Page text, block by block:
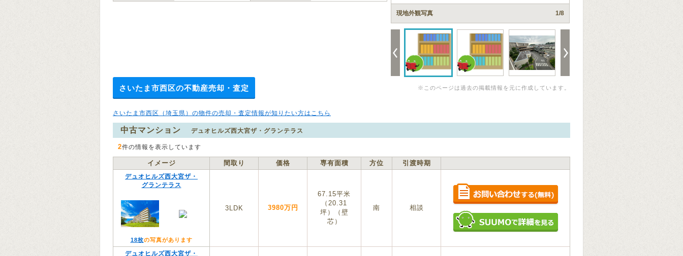
現地外観写真 1/8
※このページは過去の掲載情報を元に作成しています。
さいたま市西区の不動産売却・査定
さいたま市西区（埼玉県）の物件の売却・査定情報が知りたい方はこちら
中古マンション デュオヒルズ西大宮ザ・グランテラス
2件の情報を表示しています
イメージ 間取り 価格 専有面積 方位 引渡時期
デュオヒルズ西大宮ザ・
グランテラス
18枚の写真があります
3LDK 3980万円
67.15平米
（20.31
坪）（壁
芯）
南 相談
デュオヒルズ西大宮ザ・